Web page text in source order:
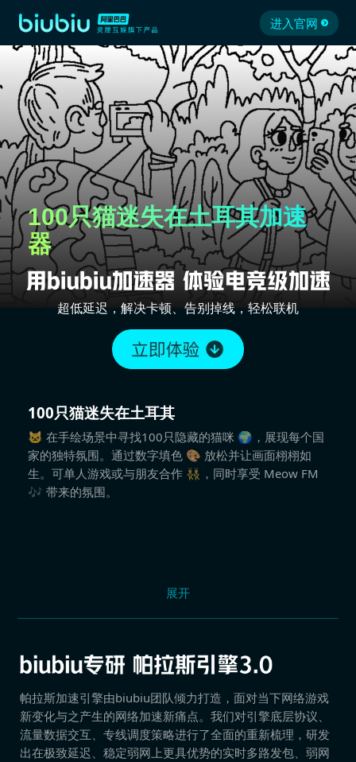
进入官网
100只猫迷失在土耳其加速
器
超低延迟，解决卡顿、告别掉线，轻松联机
100只猫迷失在土耳其
🐱 在手绘场景中寻找100只隐藏的猫咪 🌍，展现每个国
家的独特氛围。通过数字填色 🎨 放松并让画面栩栩如
生。可单人游戏或与朋友合作 👯‍♂️，同时享受 Meow FM
🎶 带来的氛围。
展开
帕拉斯加速引擎由biubiu团队倾力打造，面对当下网络游戏
新变化与之产生的网络加速新痛点。我们对引擎底层协议、
流量数据交互、专线调度策略进行了全面的重新梳理，研发
出在极致延迟、稳定弱网上更具优势的实时多路发包、弱网